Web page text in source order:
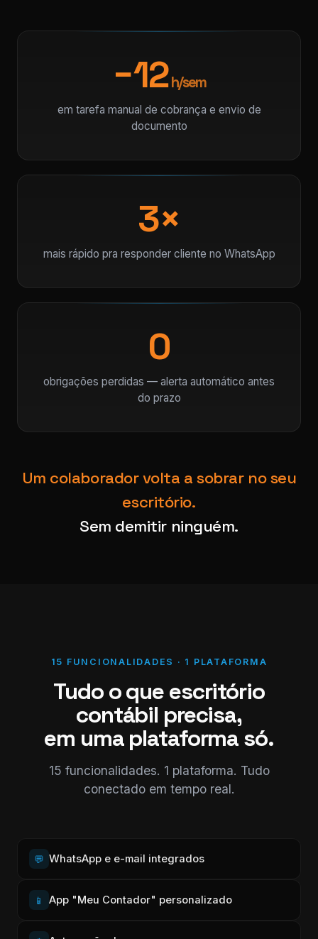
−12h/sem
em tarefa manual de cobrança e envio de
documento
3×
mais rápido pra responder cliente no WhatsApp
0
obrigações perdidas — alerta automático antes
do prazo
Um colaborador volta a sobrar no seu
escritório.
Sem demitir ninguém.
15 FUNCIONALIDADES · 1 PLATAFORMA
Tudo o que escritório
contábil precisa,
em uma plataforma só.
15 funcionalidades. 1 plataforma. Tudo
conectado em tempo real.
💬 WhatsApp e e-mail integrados
📱 App "Meu Contador" personalizado